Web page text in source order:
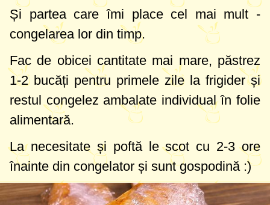
Și partea care îmi place cel mai mult -
congelarea lor din timp.
Fac de obicei cantitate mai mare, păstrez
1-2 bucăți pentru primele zile la frigider și
restul congelez ambalate individual în folie
alimentară.
La necesitate și poftă le scot cu 2-3 ore
înainte din congelator și sunt gospodină :)